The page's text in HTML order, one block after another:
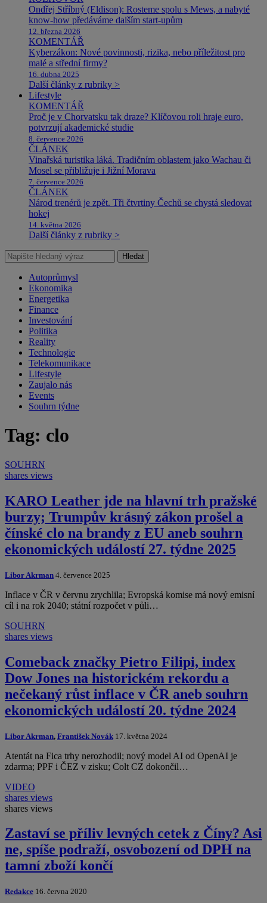
Ondřej Stříbný (Eldison): Rosteme spolu s Mews, a nabyté
know-how předáváme dalším start-upům
12. března 2026
KOMENTÁŘ
Kyberzákon: Nové povinnosti, rizika, nebo příležitost pro
malé a střední firmy?
16. dubna 2025
Další články z rubriky >
Lifestyle
KOMENTÁŘ
Proč je v Chorvatsku tak draze? Klíčovou roli hraje euro,
potvrzují akademické studie
8. července 2026
ČLÁNEK
Vinařská turistika láká. Tradičním oblastem jako Wachau či
Mosel se přibližuje i Jižní Morava
7. července 2026
ČLÁNEK
Národ trenérů je zpět. Tři čtvrtiny Čechů se chystá sledovat
hokej
14. května 2026
Další články z rubriky >
Hledat
Autoprůmysl
Ekonomika
Energetika
Finance
Investování
Politika
Reality
Technologie
Telekomunikace
Lifestyle
Zaujalo nás
Events
Souhrn týdne
Tag: clo
SOUHRN
shares views
KARO Leather jde na hlavní trh pražské
burzy; Trumpův krásný zákon prošel a
čínské clo na brandy z EU aneb souhrn
ekonomických událostí 27. týdne 2025
Libor Akrman 4. července 2025
Inflace v ČR v červnu zrychlila; Evropská komise má nový emisní
cíl i na rok 2040; státní rozpočet v půli…
SOUHRN
shares views
Comeback značky Pietro Filipi, index
Dow Jones na historickém rekordu a
nečekaný růst inflace v ČR aneb souhrn
ekonomických událostí 20. týdne 2024
Libor Akrman, František Novák 17. května 2024
Atentát na Fica trhy nerozhodil; nový model AI od OpenAI je
zdarma; PPF i ČEZ v zisku; Colt CZ dokončil…
VIDEO
shares views
shares views
Zastaví se příliv levných cetek z Číny? Asi
ne, spíše podraží, osvobození od DPH na
tamní zboží končí
Redakce 16. června 2020